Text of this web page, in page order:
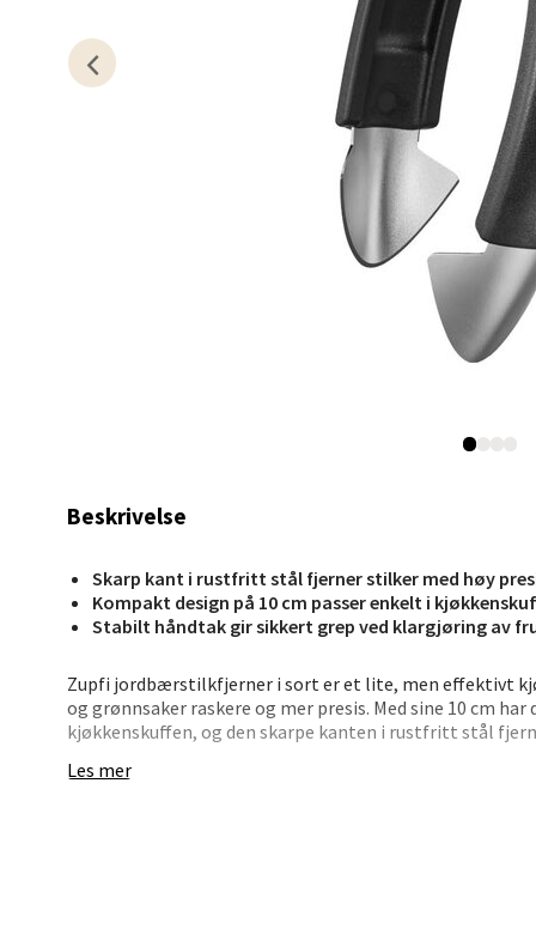
Beskrivelse
Skarp kant i rustfritt stål fjerner stilker med høy
Kompakt design på 10 cm passer enkelt i
Stabilt håndtak gir sikkert grep ved klargjøring av
Zupfi jordbærstilkfjerner i sort er et lite, men effektivt
og grønnsaker raskere og mer presis. Med sine 10 cm
kjøkkenskuffen, og den skarpe kanten i rustfritt stål
Les mer
Åpent
0 i
Erich
Åpent i
0 i